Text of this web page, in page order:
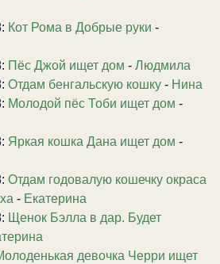
Кот Рома в Добрые руки -
Пёс Джой ищет дом - Людмила
Отдам бенгальскую кошку - Нина
Молодой пёс Тоби ищет дом -
Яркая кошка Дана ищет дом -
Отдам годовалую кошечку окраса
- Екатерина
Щенок Бэлла в дар. Будет
девочка Черри ищет